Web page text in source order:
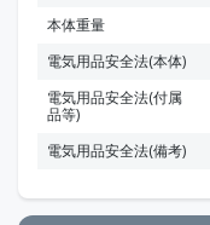
本体重量
電気用品安全法(本体)
電気用品安全法(付属
品等)
電気用品安全法(備考)